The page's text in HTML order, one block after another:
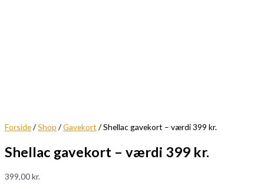
Forside/Shop /Gavekort / Shellac gavekort – værdi 399 kr.
Shellac gavekort – værdi 399 kr.
399,00kr.